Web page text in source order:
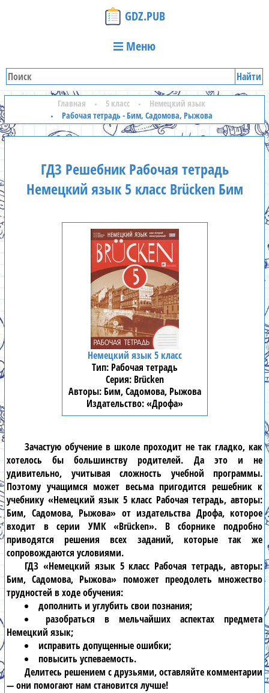
GDZ.PUB
Меню
Найти
Главная 5 класс
Немецкий язык
Рабочая тетрадь - Бим, Садомова, Рыжова
ГДЗ Решебник Рабочая тетрадь
Немецкий язык 5 класс Brücken Бим
Немецкий язык 5 класс
Рабочая тетрадь
Brücken
Бим, Садомова, Рыжова
«Дрофа»
Зачастую обучение в школе проходит не так гладко, как
хотелось бы большинству родителей. Да это и не
удивительно, учитывая сложность учебной программы.
Поэтому учащимся может весьма пригодится решебник к
учебнику «Немецкий язык 5 класс Рабочая тетрадь, авторы:
Бим, Садомова, Рыжова» от издательства Дрофа, которое
входит в серии УМК «Brücken». В сборнике подробно
приводятся решения всех заданий, которые так же
сопровождаются условиями.
ГДЗ «Немецкий язык 5 класс Рабочая тетрадь, авторы:
Бим, Садомова, Рыжова» поможет преодолеть множество
трудностей в ходе обучения:
дополнить и углубить свои познания;
разобраться в мельчайших аспектах предмета
Немецкий язык;
исправить допущенные ошибки;
повысить успеваемость.
Делитесь решением с друзьями, оставляйте комментарии
— они помогают нам становится лучше!